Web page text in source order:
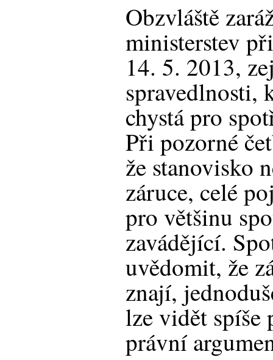
Obzvláště
ministerstev
14. 5. 2013,
spravedlnosti,
chystá pro
Při pozorné
že stanovisko
záruce, celé
pro většinu
zavádějící.
uvědomit, že
znají,
lze vidět spíše
právní